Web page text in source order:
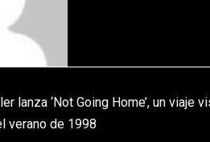
lanza ‘Not Going Home’, un viaje
verano de 1998